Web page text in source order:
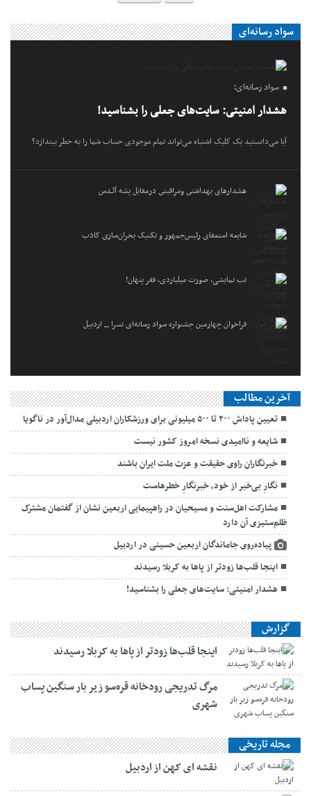
سواد رسانه‌ای
سواد رسانه‌ای؛
هشدار امنیتی: سایت‌های جعلی را بشناسید!
آیا می‌دانستید یک کلیک اشتباه می‌تواند تمام موجودی حساب شما را به خطر بیندازد؟
هشدارهاى بهداشتى ومراقبتى درمقابل پشه آئـدس
شایعه استعفای رئیس‌جمهور و تکنیک بحران‌سازی کاذب
تب نمایشی، صورت میلیاردی، فقر پنهان!
فراخوان چهارمین جشنواره سواد رسانه‌ای نسرا _ اردبیل
آخرین مطالب
تعیین پاداش ۲۰۰ تا ۵۰۰ میلیونی برای ورزشکاران اردبیلی مدال‌آور در ناگویا
شایعه و ناامیدی نسخه امروز کشور نیست
خبرنگاران راوی حقیقت و عزت ملت ایران باشند
نگارِ بی‌خبر از خود، خبرنگارِ خطرهاست
مشارکت اهل‌سنت و مسیحیان در راهپیمایی اربعین نشان از گفتمان مشترک
ظلم‌ستیزی آن دارد
پیاده‌روی جاماندگان اربعین حسینی در اردبیل
اینجا قلب‌ها زودتر از پاها به کربلا رسیدند
هشدار امنیتی: سایت‌های جعلی را بشناسید!
گزارش
اینجا قلب‌ها زودتر از پاها به کربلا رسیدند
مرگ تدریجی رودخانه قره‌سو زیر بار سنگین پساب
شهری
مجله تاریخی
نقشه ای کهن از اردبیل